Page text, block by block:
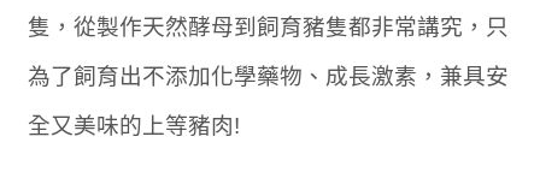
隻，從製作天然酵母到飼育豬隻都非常講究，只
為了飼育出不添加化學藥物、成長激素，兼具安
全又美味的上等豬肉!